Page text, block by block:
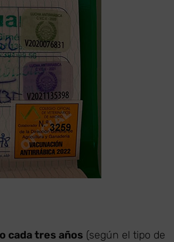
cada tres años (según el tipo de